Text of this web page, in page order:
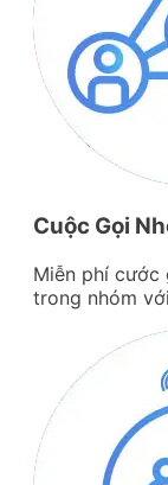
Cuộc Gọi
Miễn phí cước
trong nhóm